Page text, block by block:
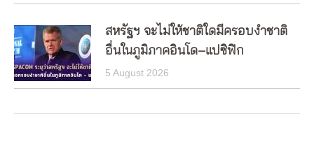
สหรัฐฯ จะไม่ให้ชาติใดมีครอบงำชาติ
อื่นในภูมิภาคอินโด–แปซิฟิก
5 August 2026